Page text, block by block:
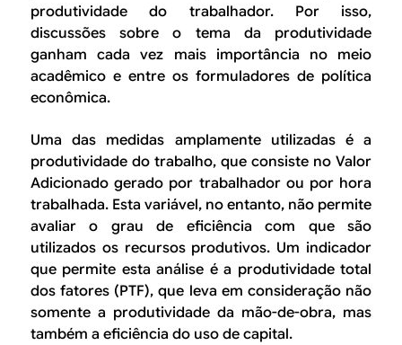
produtividade do trabalhador. Por isso,
discussões sobre o tema da produtividade
ganham cada vez mais importância no meio
acadêmico e entre os formuladores de política
econômica.
Uma das medidas amplamente utilizadas é a
produtividade do trabalho, que consiste no Valor
Adicionado gerado por trabalhador ou por hora
trabalhada. Esta variável, no entanto, não permite
avaliar o grau de eficiência com que são
utilizados os recursos produtivos. Um indicador
que permite esta análise é a produtividade total
dos fatores (PTF), que leva em consideração não
somente a produtividade da mão-de-obra, mas
também a eficiência do uso de capital.